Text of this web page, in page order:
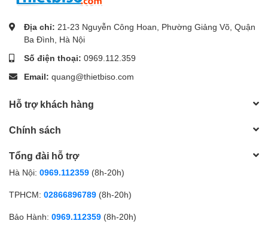
Địa chỉ: 21-23 Nguyễn Công Hoan, Phường Giảng Võ, Quận
Ba Đình, Hà Nội
Số điện thoại: 0969.112.359
Email: quang@thietbiso.com
Hỗ trợ khách hàng
Chính sách
Tổng đài hỗ trợ
Hà Nội: 0969.112359 (8h-20h)
TPHCM: 02866896789 (8h-20h)
Bảo Hành: 0969.112359 (8h-20h)